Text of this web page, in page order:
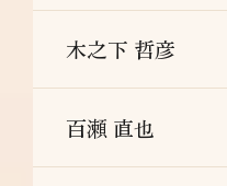
木之下 哲彦
百瀬 直也